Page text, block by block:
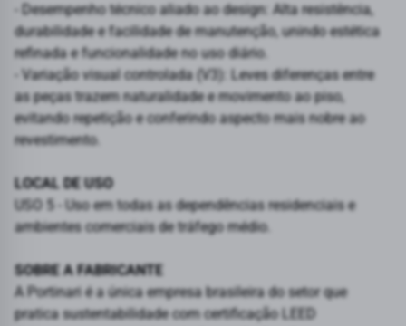
- Desempenho técnico aliado ao design: Alta resistência,
durabilidade e facilidade de manutenção, unindo estética
refinada e funcionalidade no uso diário.
- Variação visual controlada (V3): Leves diferenças entre
as peças trazem naturalidade e movimento ao piso,
evitando repetição e conferindo aspecto mais nobre ao
revestimento.
LOCAL DE USO
USO 5 - Uso em todas as dependências residenciais e
ambientes comerciais de tráfego médio.
SOBRE A FABRICANTE
A Portinari é a única empresa brasileira do setor que
pratica sustentabilidade com certificação LEED